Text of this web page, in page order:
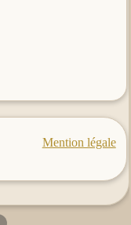
Mention légale